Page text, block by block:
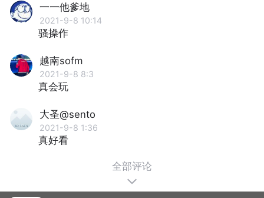
一一他爹地
2021-9-8 10:14
骚操作
越南sofm
2021-9-8 8:3
真会玩
大圣@sento
2021-9-8 1:36
真好看
全部评论